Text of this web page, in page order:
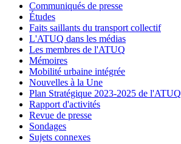
Communiqués de presse
Études
Faits saillants du transport collectif
L'ATUQ dans les médias
Les membres de l'ATUQ
Mémoires
Mobilité urbaine intégrée
Nouvelles à la Une
Plan Stratégique 2023-2025 de l'ATUQ
Rapport d'activités
Revue de presse
Sondages
Sujets connexes